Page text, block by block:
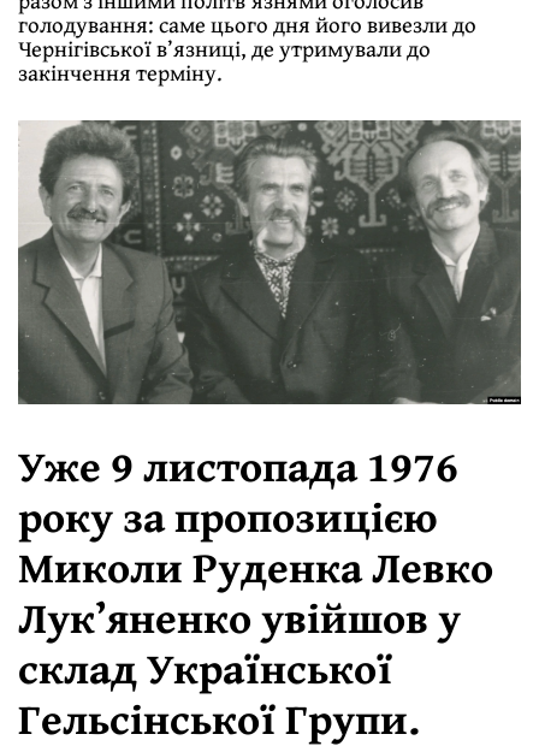
голодування: саме цього дня його вивезли до
Чернігівської в’язниці, де утримували до
закінчення терміну.
Уже 9 листопада 1976
року за пропозицією
Миколи Руденка Левко
Лукʼяненко увійшов у
склад Української
Гельсінської Групи.